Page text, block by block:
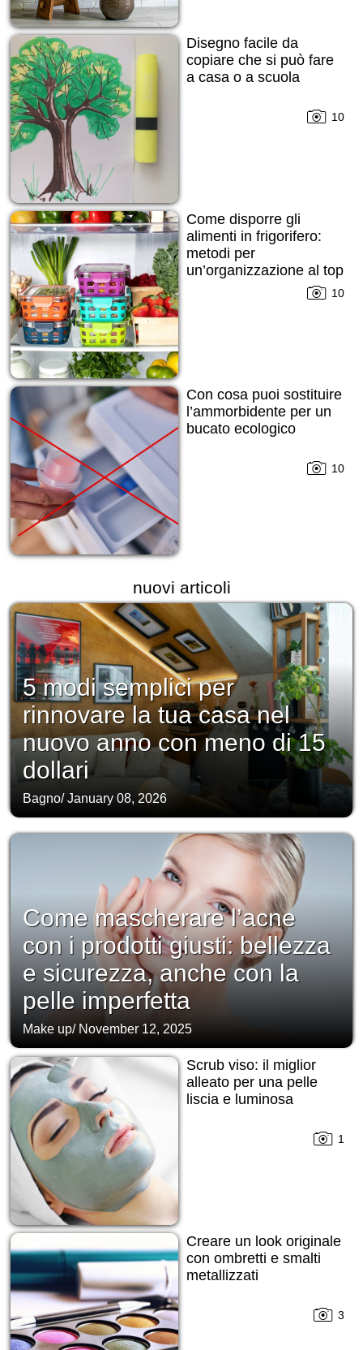
Disegno facile da
copiare che si può fare
a casa o a scuola
10
Come disporre gli
alimenti in frigorifero:
metodi per
un’organizzazione al top
10
Con cosa puoi sostituire
l’ammorbidente per un
bucato ecologico
10
nuovi articoli
5 modi semplici per
rinnovare la tua casa nel
nuovo anno con meno di 15
dollari
Bagno/January 08, 2026
Come mascherare l’acne
con i prodotti giusti: bellezza
e sicurezza, anche con la
pelle imperfetta
Make up/ November 12, 2025
Scrub viso: il miglior
alleato per una pelle
liscia e luminosa
1
Creare un look originale
con ombretti e smalti
metallizzati
3